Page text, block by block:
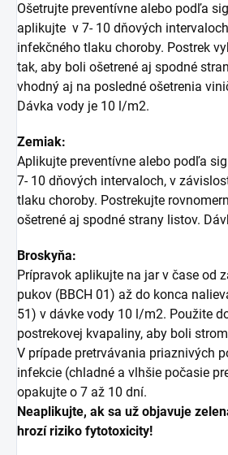
Ošetrujte preventívne alebo podľa
aplikujte v 7- 10 dňových
infekčného tlaku choroby. Postrek
tak, aby boli ošetrené aj spodné
vhodný aj na posledné ošetrenia
Dávka vody je 10 l/m2.
Zemiak:
Aplikujte preventívne alebo podľa
7- 10 dňových intervaloch, v
tlaku choroby. Postrekujte
ošetrené aj spodné strany listov.
Broskyňa:
Prípravok aplikujte na jar v čase od
pukov (BBCH 01) až do konca
51) v dávke vody 10 l/m2. Použite
postrekovej kvapaliny, aby boli
V prípade pretrvávania priaznivých
infekcie (chladné a vlhšie počasie
opakujte o 7 až 10 dní.
Neaplikujte, ak sa už objavuje
hrozí riziko fytotoxicity!